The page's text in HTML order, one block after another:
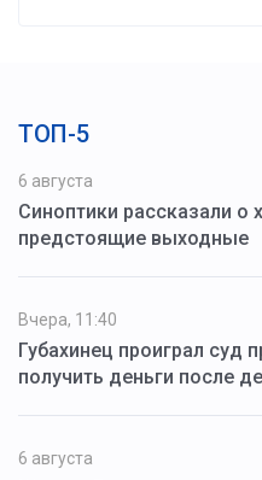
ТОП-5
6 августа
Синоптики рассказали о
предстоящие выходные
Вчера, 11:40
Губахинец проиграл суд
получить деньги после
6 августа